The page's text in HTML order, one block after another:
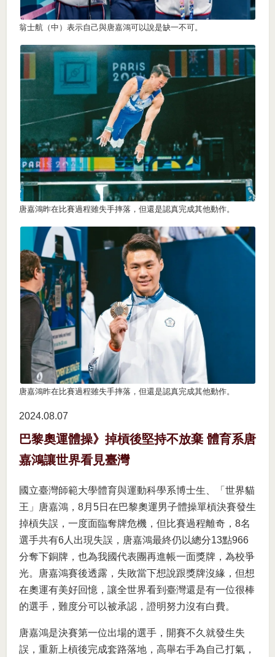
翁士航（中）表示自己與唐嘉鴻可以說是缺一不可。
唐嘉鴻昨在比賽過程雖失手摔落，但還是認真完成其他動作。
唐嘉鴻昨在比賽過程雖失手摔落，但還是認真完成其他動作。
2024.08 07
巴黎奧運體操》掉槓後堅持不放棄 體育系唐
嘉鴻讓世界看見臺灣
國立臺灣師範大學體育與運動科學系博士生、「世界貓
王」唐嘉鴻，8月5日在巴黎奧運男子體操單槓決賽發生
掉槓失誤，一度面臨奪牌危機，但比賽過程離奇，8名
選手共有6人出現失誤，唐嘉鴻最終仍以總分13點966
分奪下銅牌，也為我國代表團再進帳一面獎牌，為校爭
光。唐嘉鴻賽後透露，失敗當下想說跟獎牌沒緣，但想
在奧運有美好回憶，讓全世界看到臺灣還是有一位很棒
的選手，難度分可以被承認，證明努力沒有白費。
唐嘉鴻是決賽第一位出場的選手，開賽不久就發生失
誤，重新上槓後完成套路落地，高舉右手為自己打氣，